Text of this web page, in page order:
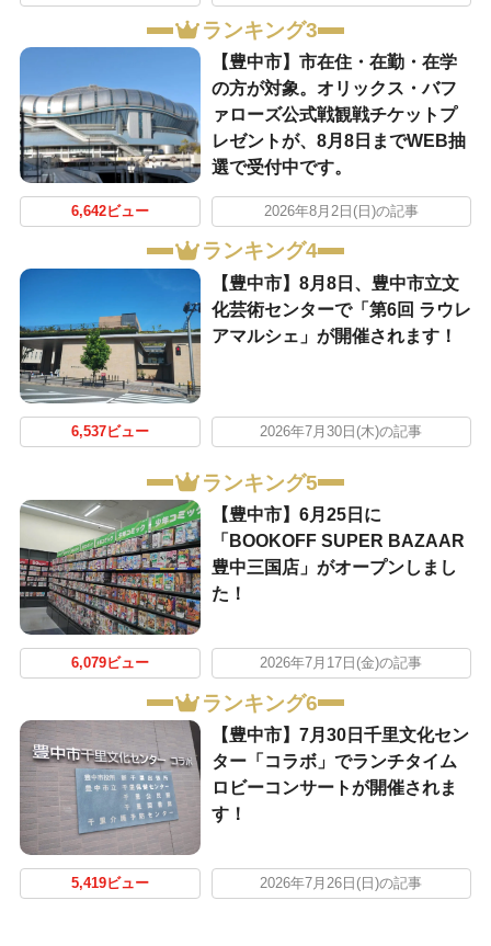
ランキング3
【豊中市】市在住・在勤・在学
の方が対象。オリックス・バフ
ァローズ公式戦観戦チケットプ
レゼントが、8月8日までWEB抽
選で受付中です。
6,642ビュー 2026年8月2日(日)の記事
ランキング4
【豊中市】8月8日、豊中市立文
化芸術センターで「第6回 ラウレ
アマルシェ」が開催されます！
6,537ビュー 2026年7月30日(木)の記事
ランキング5
【豊中市】6月25日に
「BOOKOFF SUPER BAZAAR
豊中三国店」がオープンしまし
た！
6,079ビュー 2026年7月17日(金)の記事
ランキング6
【豊中市】7月30日千里文化セン
ター「コラボ」でランチタイム
ロビーコンサートが開催されま
す！
5,419ビュー 2026年7月26日(日)の記事